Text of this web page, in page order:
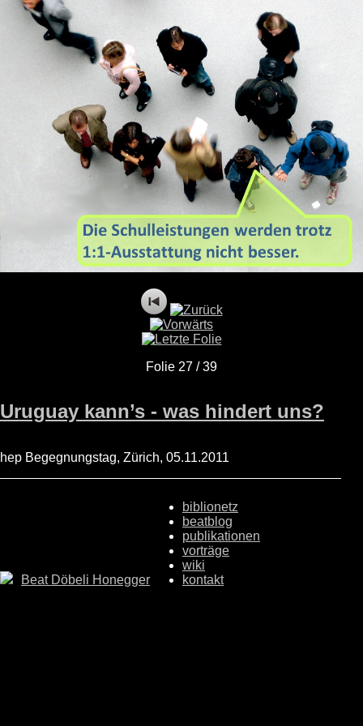
Folie 27 / 39
Uruguay kann’s - was hindert uns?
hep Begegnungstag, Zürich, 05.11.2011
Beat Döbeli Honegger
biblionetz
beatblog
publikationen
vorträge
wiki
kontakt